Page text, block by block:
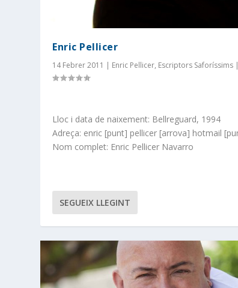
Enric Pellicer
14 Febrer 2011 | Enric Pellicer, Escriptors Saforíssims |
Lloc i data de naixement: Bellreguard, 1994
Adreça: enric [punt] pellicer [arrova] hotmail
Nom complet: Enric Pellicer Navarro
SEGUEIX LLEGINT